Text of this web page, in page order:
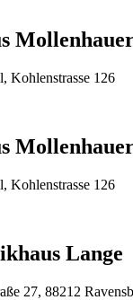
Kohlenstrasse 126
Kohlenstrasse 126
Lange
27, 88212